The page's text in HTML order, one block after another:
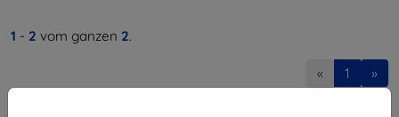
1 - 2 vom ganzen 2.
« 1 »